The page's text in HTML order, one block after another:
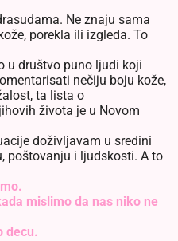
Ne znaju sama
porekla ili izgleda. To
u društvo puno ljudi koji
nečiju boju kože,
ta lista o
života je u Novom
doživljavam u sredini
poštovanju i ljudskosti. A to
mislimo da nas niko ne
decu.